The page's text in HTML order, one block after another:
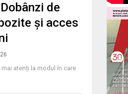
de
și acces
atenți la modul în care